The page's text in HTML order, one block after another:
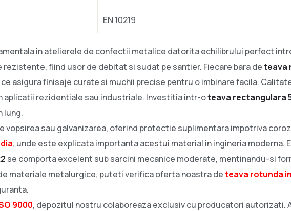
EN 10219
in atelierele de confectii metalice datorita echilibrului perfect
fiind usor de debitat si sudat pe santier. Fiecare bara deteava
asigura finisaje curate si muchii precise pentru o imbinare facila.
rezidentiale sau industriale. Investitia intr-oteava rectangulara
lung.
sau galvanizarea, oferind protectie suplimentara impotriva
, unde este explicata importanta acestui material in ingineria moderna.
se comporta excelent sub sarcini mecanice moderate, mentinandu-si
materiale metalurgice, puteti verifica oferta noastra deteava rotunda
9000, depozitul nostru colaboreaza exclusiv cu producatori autorizati.